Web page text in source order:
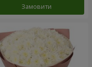
Замовити